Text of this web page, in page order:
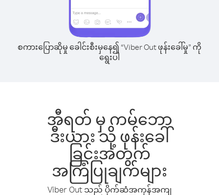
စကားပြောဆိုမှု ခေါင်းစီးမှနေ၍ “Viber Out ဖုန်းခေါ်မှု” ကို
ရွေးပါ
အီရတ် မှ ကမ်ဘော
ဒီးယား သို့ ဖုန်းခေါ်
ခြင်းအတွက်
အကြံပြုချက်များ
Viber Out သည် ပိုက်ဆံအကုန်အကျ